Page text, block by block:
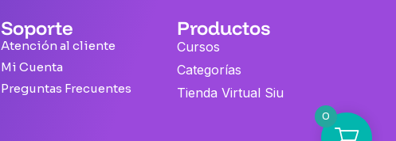
Soporte
Atención al cliente
Mi Cuenta
Preguntas Frecuentes
Productos
Cursos
Categorías
Tienda Virtual Siu
0